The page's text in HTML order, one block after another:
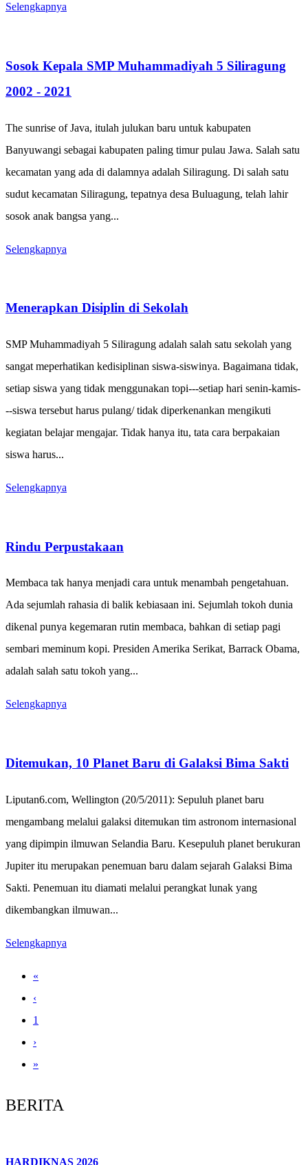
Selengkapnya
Sosok Kepala SMP Muhammadiyah 5 Siliragung
2002 - 2021
The sunrise of Java, itulah julukan baru untuk kabupaten
Banyuwangi sebagai kabupaten paling timur pulau Jawa. Salah satu
kecamatan yang ada di dalamnya adalah Siliragung. Di salah satu
sudut kecamatan Siliragung, tepatnya desa Buluagung, telah lahir
sosok anak bangsa yang...
Selengkapnya
Menerapkan Disiplin di Sekolah
SMP Muhammadiyah 5 Siliragung adalah salah satu sekolah yang
sangat meperhatikan kedisiplinan siswa-siswinya. Bagaimana tidak,
setiap siswa yang tidak menggunakan topi---setiap hari senin-kamis-
--siswa tersebut harus pulang/ tidak diperkenankan mengikuti
kegiatan belajar mengajar. Tidak hanya itu, tata cara berpakaian
siswa harus...
Selengkapnya
Rindu Perpustakaan
Membaca tak hanya menjadi cara untuk menambah pengetahuan.
Ada sejumlah rahasia di balik kebiasaan ini. Sejumlah tokoh dunia
dikenal punya kegemaran rutin membaca, bahkan di setiap pagi
sembari meminum kopi. Presiden Amerika Serikat, Barrack Obama,
adalah salah satu tokoh yang...
Selengkapnya
Ditemukan, 10 Planet Baru di Galaksi Bima Sakti
Liputan6.com, Wellington (20/5/2011): Sepuluh planet baru
mengambang melalui galaksi ditemukan tim astronom internasional
yang dipimpin ilmuwan Selandia Baru. Kesepuluh planet berukuran
Jupiter itu merupakan penemuan baru dalam sejarah Galaksi Bima
Sakti. Penemuan itu diamati melalui perangkat lunak yang
dikembangkan ilmuwan...
Selengkapnya
«
‹
1
›
»
BERITA
HARDIKNAS 2026